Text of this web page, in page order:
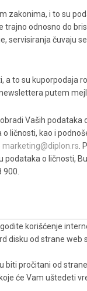
zakonima, i to su
trajno odnosno do
servisiranja čuvaju
a to su kuporpodaja
putem
Vaših
ličnosti, kao i
marketing@diplon.rs
o ličnosti,
korišćenje
disku od strane web
pročitani od
će Vam uštedeti